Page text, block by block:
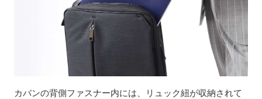
カバンの背側ファスナー内には、リュック紐が収納されて